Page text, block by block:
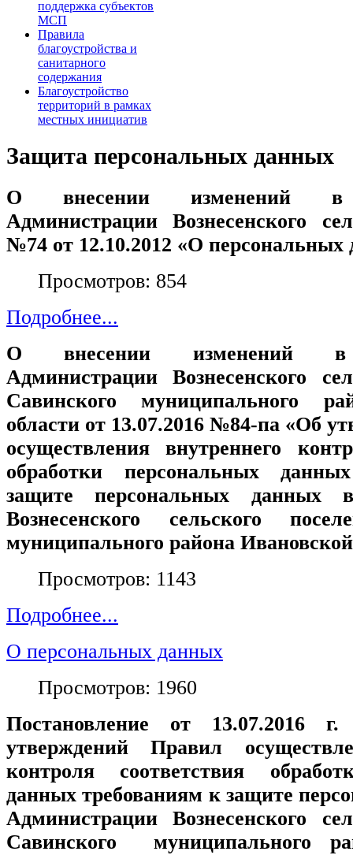
поддержка субъектов
МСП
Правила
благоустройства и
санитарного
содержания
Благоустройство
территорий в рамках
местных инициатив
Защита персональных данных
О внесении изменений в
Администрации Вознесенского
№74 от 12.10.2012 «О персональных
Просмотров: 854
Подробнее...
О внесении изменений в
Администрации Вознесенского
Савинского муниципального
области от 13.07.2016 №84-па «Об
осуществления внутреннего
обработки персональных
защите персональных данных
Вознесенского сельского
муниципального района
Просмотров: 1143
Подробнее...
О персональных данных
Просмотров: 1960
Постановление от
утверждений Правил
контроля соответствия
данных требованиям к защите
Администрации Вознесенского
Савинского муниципального